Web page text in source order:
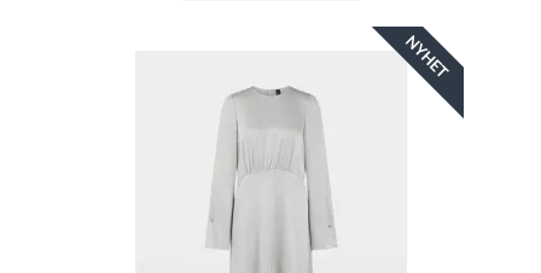
NYHET